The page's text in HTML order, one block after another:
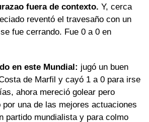
fuera de contexto. Y, cerca
reventó el travesaño con un
fue cerrando. Fue 0 a 0 en
en este Mundial: jugó un buen
de Marfil y cayó 1 a 0 para irse
ahora mereció golear pero
por una de las mejores actuaciones
partido mundialista y para colmo